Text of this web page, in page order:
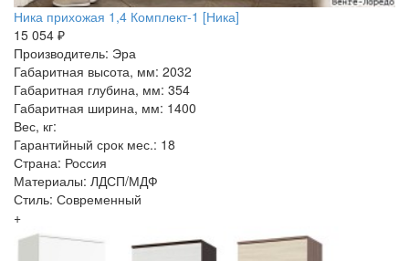
Ника прихожая 1,4 Комплект-1 [Ника]
15 054 ₽
Производитель: Эра
Габаритная высота, мм: 2032
Габаритная глубина, мм: 354
Габаритная ширина, мм: 1400
Вес, кг:
Гарантийный срок мес.: 18
Страна: Россия
Материалы: ЛДСП/МДФ
Стиль: Современный
+